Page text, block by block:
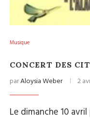
Musique
CONCERT DES
parAloysia Weber 2
Le dimanche 10